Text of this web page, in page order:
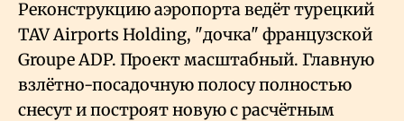
Реконструкцию аэропорта ведёт турецкий
TAV Airports Holding, "дочка" французской
Groupe ADP. Проект масштабный. Главную
взлётно-посадочную полосу полностью
снесут и построят новую с расчётным